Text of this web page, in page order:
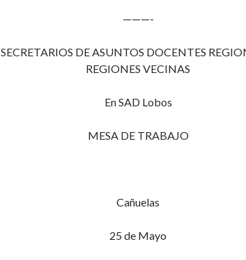
———-
SECRETARIOS DE ASUNTOS DOCENTES
REGIONES VECINAS
En SAD Lobos
MESA DE TRABAJO
Cañuelas
25 de Mayo